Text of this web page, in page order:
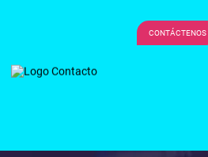
CONTÁCTENOS